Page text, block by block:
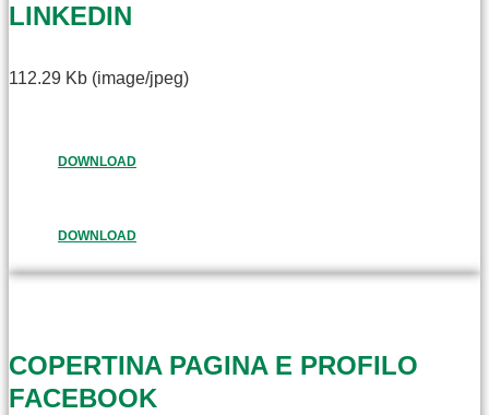
LINKEDIN
112.29 Kb (image/jpeg)
DOWNLOAD
DOWNLOAD
COPERTINA PAGINA E PROFILO
FACEBOOK